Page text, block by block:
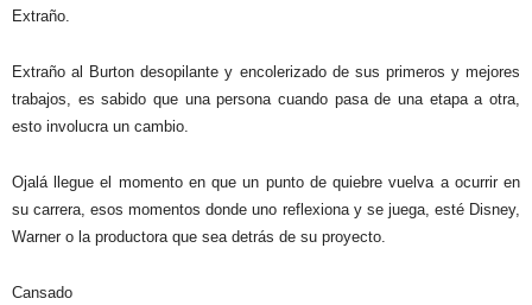
Extraño.
Extraño al Burton desopilante y encolerizado de sus primeros y mejores
trabajos, es sabido que una persona cuando pasa de una etapa a otra,
esto involucra un cambio.
Ojalá llegue el momento en que un punto de quiebre vuelva a ocurrir en
su carrera, esos momentos donde uno reflexiona y se juega, esté Disney,
Warner o la productora que sea detrás de su proyecto.
Cansado